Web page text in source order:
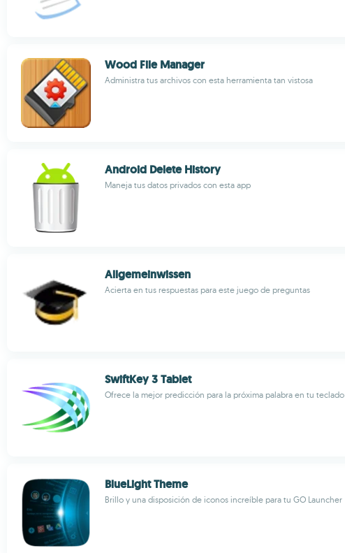
Wood File Manager
Administra tus archivos con esta herramienta tan vistosa
Android Delete History
Maneja tus datos privados con esta app
Allgemeinwissen
Acierta en tus respuestas para este juego de preguntas
SwiftKey 3 Tablet
Ofrece la mejor predicción para la próxima palabra en tu teclado
BlueLight Theme
Brillo y una disposición de iconos increíble para tu GO Launcher